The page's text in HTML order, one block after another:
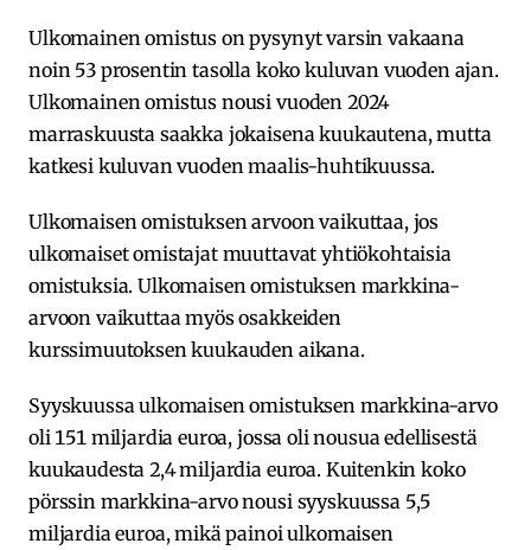
Ulkomainen omistus on pysynyt varsin vakaana
noin 53 prosentin tasolla koko kuluvan vuoden ajan.
Ulkomainen omistus nousi vuoden 2024
marraskuusta saakka jokaisena kuukautena, mutta
katkesi kuluvan vuoden maalis-huhtikuussa.
Ulkomaisen omistuksen arvoon vaikuttaa, jos
ulkomaiset omistajat muuttavat yhtiökohtaisia
omistuksia. Ulkomaisen omistuksen markkina-
arvoon vaikuttaa myös osakkeiden
kurssimuutoksen kuukauden aikana.
Syyskuussa ulkomaisen omistuksen markkina-arvo
oli 151 miljardia euroa, jossa oli nousua edellisestä
kuukaudesta 2,4 miljardia euroa. Kuitenkin koko
pörssin markkina-arvo nousi syyskuussa 5,5
miljardia euroa, mikä painoi ulkomaisen